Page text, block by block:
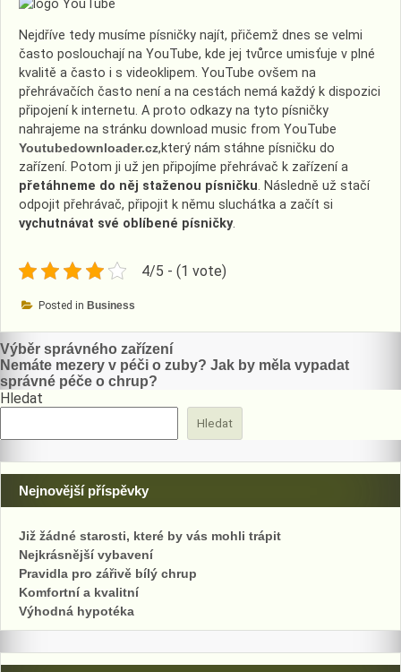
Nejdříve tedy musíme písničky najít, přičemž dnes se velmi
často poslouchají na YouTube, kde jej tvůrce umisťuje v plné
kvalitě a často i s videoklipem. YouTube ovšem na
přehrávačích často není a na cestách nemá každý k dispozici
připojení k internetu. A proto odkazy na tyto písničky
nahrajeme na stránku download music from YouTube
Youtubedownloader.cz,který nám stáhne písničku do
zařízení. Potom ji už jen připojíme přehrávač k zařízení a
přetáhneme do něj staženou písničku. Následně už stačí
odpojit přehrávač, připojit k němu sluchátka a začít si
vychutnávat své oblíbené písničky.
4/5 - (1 vote)
Posted in Business
Navigace
pro
příspěvek
Výběr správného zařízení
Nemáte mezery v péči o zuby? Jak by měla vypadat
správné péče o chrup?
Hledat
Hledat
Nejnovější příspěvky
Již žádné starosti, které by vás mohli trápit
Nejkrásnější vybavení
Pravidla pro zářivě bílý chrup
Komfortní a kvalitní
Výhodná hypotéka